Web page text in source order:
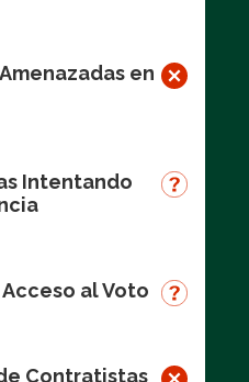
en
Intentando
al Voto
Contratistas